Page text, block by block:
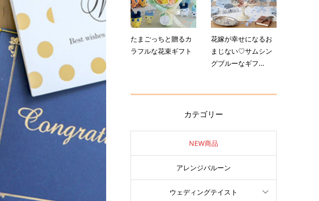
たまごっちと贈るカ
ラフルな花束ギフト
花嫁が幸せになるお
まじない♡サムシン
グブルーなギフ...
カテゴリー
NEW商品
アレンジバルーン
ウェディングテイスト